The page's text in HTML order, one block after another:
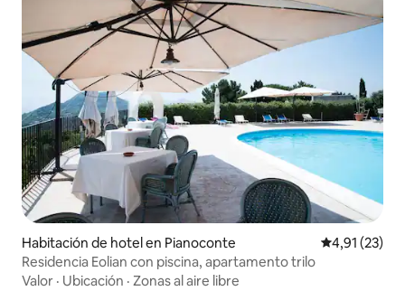
Habitación de hotel en Pianoconte Calificación
4,91 (23)
Residencia Eolian con piscina, apartamento trilo
Valor · Ubicación · Zonas al aire libre